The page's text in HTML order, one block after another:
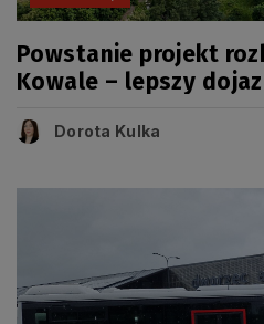
Powstanie projekt
Kowale – lepszy
Dorota Kulka